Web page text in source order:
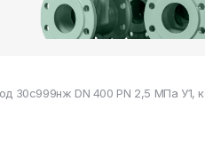
30с999нж DN 400 PN 2,5 МПа У1,